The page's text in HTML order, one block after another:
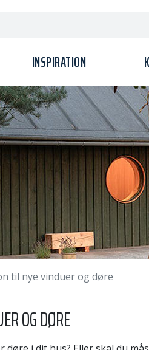
INSPIRATION
til nye vinduer og døre
OG DØRE